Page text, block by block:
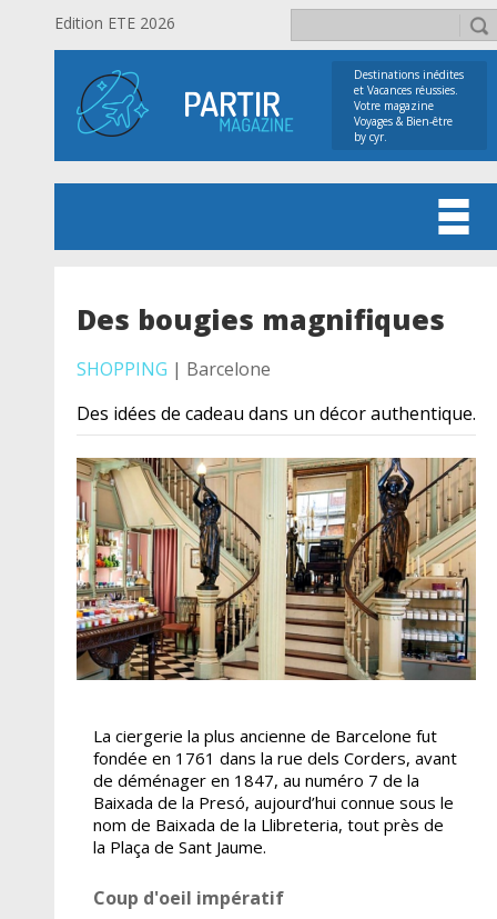
Edition ETE 2026
Destinations inédites
et Vacances réussies.
Votre magazine
Voyages & Bien-être
by cyr.
Des bougies magnifiques
SHOPPING | Barcelone
Des idées de cadeau dans un décor authentique.
La ciergerie la plus ancienne de Barcelone fut
fondée en 1761 dans la rue dels Corders, avant
de déménager en 1847, au numéro 7 de la
Baixada de la Presó, aujourd’hui connue sous le
nom de Baixada de la Llibreteria, tout près de
la Plaça de Sant Jaume.
Coup d'oeil impératif